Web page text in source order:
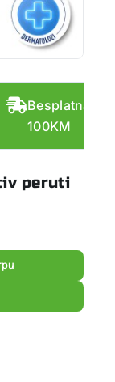
Besplatna
100KM
peruti